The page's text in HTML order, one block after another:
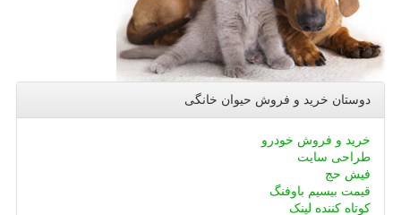
دوستان خرید و فروش حیوان خانگی
خرید و فروش خودرو
طراحی سایت
فیش حج
قیمت بیسیم باوفنگ
کوتاه کننده لینک